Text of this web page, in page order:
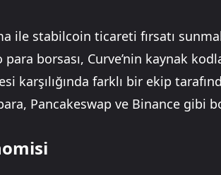
ile stabilcoin ticareti fırsatı
borsası, Curve’nin kaynak
karşılığında farklı bir ekip
Pancakeswap ve Binance gibi